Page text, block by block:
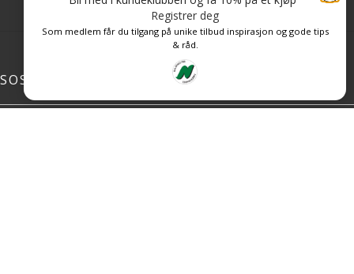
SOSIALE MEDIER
Registrer deg
Som medlem får du tilgang på unike tilbud inspirasjon og gode tips
& råd.